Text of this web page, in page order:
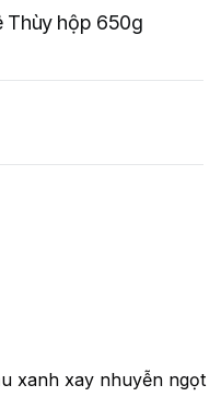
Thùy hộp 650g
xanh xay nhuyễn ngọt